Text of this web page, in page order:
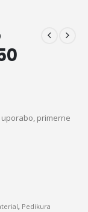
primerne
, Pedikura